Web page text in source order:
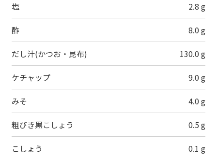
塩 2.8 g
酢 8.0 g
だし汁(かつお・昆布) 130.0 g
ケチャップ 9.0 g
みそ 4.0 g
粗びき黒こしょう 0.5 g
こしょう 0.1 g